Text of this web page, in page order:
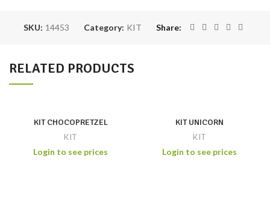
SKU: 14453 Category: KIT Share
RELATED PRODUCTS
KIT CHOCOPRETZEL
KIT
Login to see prices
KIT UNICORN
KIT
Login to see prices